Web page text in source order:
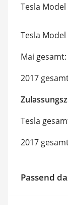
Tesla Model
Tesla Model
Mai
2017
Tesla
2017
Passend